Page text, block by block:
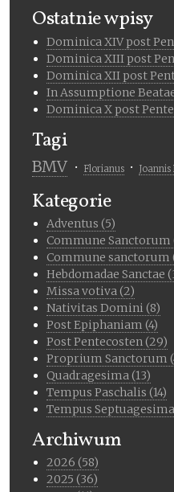
Ostatnie wpisy
Dominica XIV post
Dominica XIII post
Dominica XII post
In Assumptione
Dominica X post
Tagi
BMV Florianus Joannis
Kategorie
Adventus (5)
Commune Sanctorum
Commune sanctorum
Hebdomadae Sanctae
Missa votiva (2)
Nativitas Domini (8)
Post Epiphaniam (4)
Post Pentecosten (29)
Proprium Sanctorum
Quadragesima (13)
Tempus Paschalis (14)
Tempus
Archiwum
2026 (58)
2025 (36)